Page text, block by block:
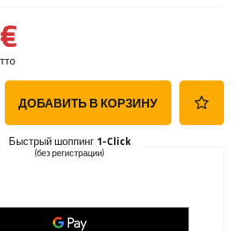
ДОБАВИТЬ В КОРЗИНУ
Быстрый шоппинг 1-Click
(без регистрации)